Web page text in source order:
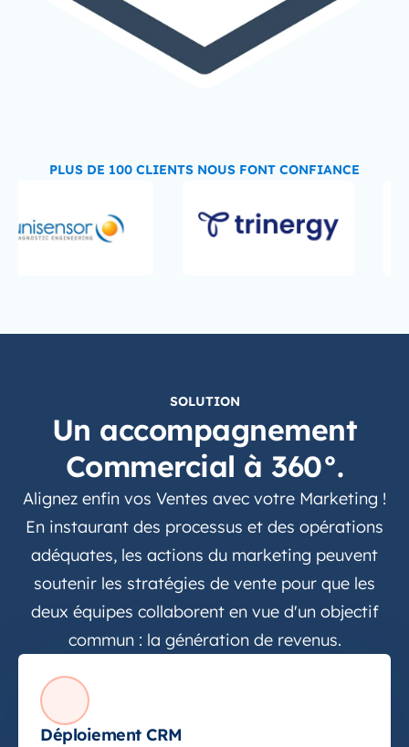
PLUS DE 100 CLIENTS NOUS FONT CONFIANCE
SOLUTION
Un accompagnement
Commercial à 360°.
Alignez enfin vos Ventes avec votre Marketing !
En instaurant des processus et des opérations
adéquates, les actions du marketing peuvent
soutenir les stratégies de vente pour que les
deux équipes collaborent en vue d'un objectif
commun : la génération de revenus.
Déploiement CRM